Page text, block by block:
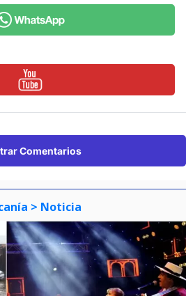
Comentarios
> Noticia